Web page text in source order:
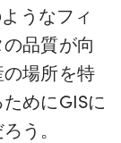
うなフィ
品質が向
場所を特
めにGISに
う。